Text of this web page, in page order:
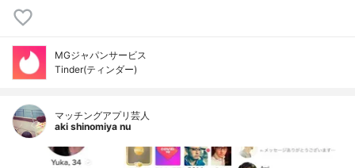
MGジャパンサービス
Tinder(ティンダー)
マッチングアプリ芸人
aki shinomiya nu